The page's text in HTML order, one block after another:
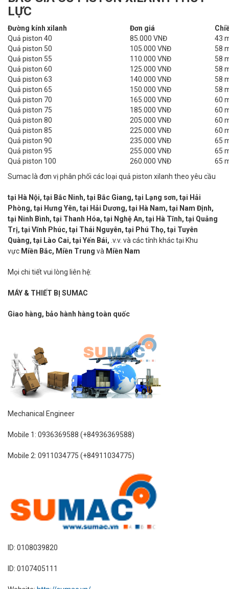
LỰC
Đường kính xilanh Đơn giá
Quả piston 40
85.000 VNĐ
43
Quả piston 50
105.000 VNĐ
58
Quả piston 55
110.000 VNĐ
58
Quả piston 60
125.000 VNĐ
58
Quả piston 63
140.000 VNĐ
58
Quả piston 65
150.000 VNĐ
58
Quả piston 70
165.000 VNĐ
60
Quả piston 75
185.000 VNĐ
60
Quả piston 80
205.000 VNĐ
60
Quả piston 85
225.000 VNĐ
60
Quả piston 90
235.000 VNĐ
65
Quả piston 95
255.000 VNĐ
65
Quả piston 100
260.000 VNĐ
65
Sumac là đơn vị phân phối các loại quả piston xilanh theo yêu cầu
tại Hà Nội, tại Bắc Ninh, tại Bắc Giang, tại Lạng sơn, tại Hải
Phòng, tại Hưng Yên, tại Hải Dương, tại Hà Nam, tại Nam Định,
tại Ninh Bình, tại Thanh Hóa, tại Nghệ An, tại Hà Tĩnh, tại Quảng
Trị, tại Vĩnh Phúc, tại Thái Nguyên, tại Phú Thọ, tại Tuyên
Quàng, tại Lào Cai, tại Yến Bái, .v.v. và các tỉnh khác tại Khu
vực Miền Bắc, Miền Trung và Miền Nam
Mọi chi tiết vui lòng liên hệ:
MÁY & THIẾT BỊ SUMAC
Giao hàng, bảo hành hàng toàn quốc
Mechanical Engineer
Mobile 1: 0936369588 (+84936369588)
Mobile 2: 0911034775 (+84911034775)
ID: 0108039820
ID: 0107405111